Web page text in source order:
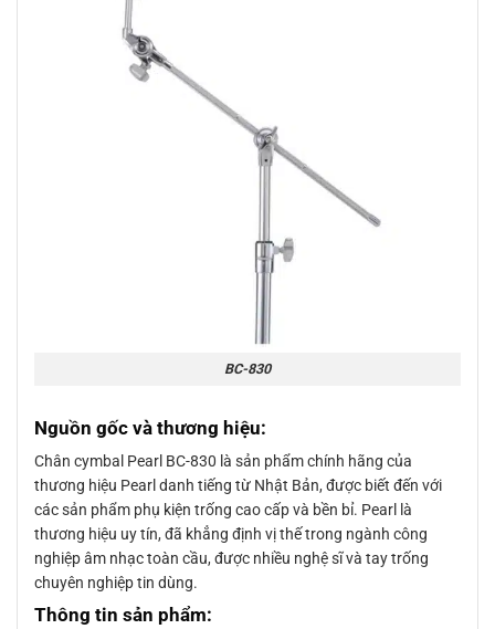
BC-830
Nguồn gốc và thương hiệu:
Chân cymbal Pearl BC-830 là sản phẩm chính hãng của
thương hiệu Pearl danh tiếng từ Nhật Bản, được biết đến với
các sản phẩm phụ kiện trống cao cấp và bền bỉ. Pearl là
thương hiệu uy tín, đã khẳng định vị thế trong ngành công
nghiệp âm nhạc toàn cầu, được nhiều nghệ sĩ và tay trống
chuyên nghiệp tin dùng.
Thông tin sản phẩm: